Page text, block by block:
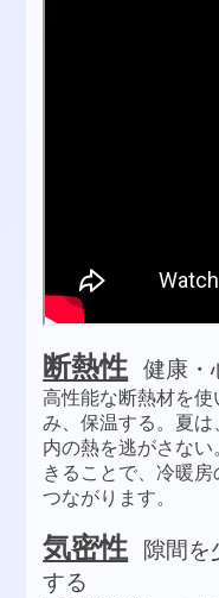
断熱性 健康・
高性能な断熱材を
み、保温する。夏
内の熱を逃がさな
きることで、冷暖
つながります。
気密性
隙間を
する